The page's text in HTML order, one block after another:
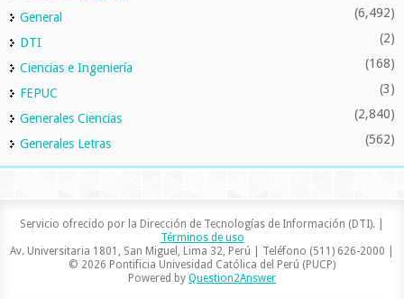
General
(6,492)
DTI (2)
Ciencias e Ingeniería (168)
FEPUC (3)
Generales Ciencias (2,840)
Generales Letras (562)
Servicio ofrecido por la Dirección de Tecnologías de Información (DTI). |
Términos de uso
Av. Universitaria 1801, San Miguel, Lima 32, Perú | Teléfono (511) 626-2000 |
© 2026 Pontificia Univesidad Católica del Perú (PUCP)
Powered by Question2Answer